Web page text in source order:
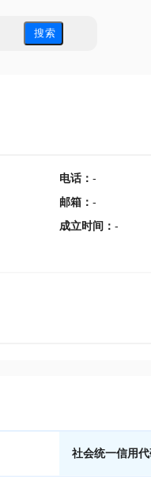
搜 索
电话： -
邮箱 ： -
成立时间 ： -
社会统一信用